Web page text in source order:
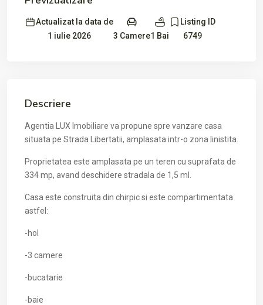
Actualizat la data de
1 iulie 2026
3 Camere1 Bai
Listing ID
6749
Descriere
Agentia LUX Imobiliare va propune spre vanzare casa
situata pe Strada Libertatii, amplasata intr-o zona linistita.
Proprietatea este amplasata pe un teren cu suprafata de
334 mp, avand deschidere stradala de 1,5 ml.
Casa este construita din chirpic si este compartimentata
astfel:
-hol
-3 camere
-bucatarie
-baie